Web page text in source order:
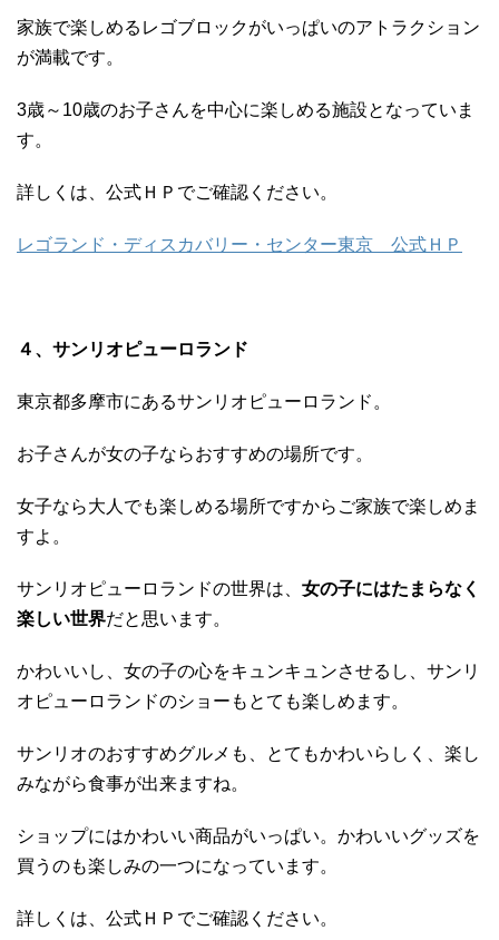
家族で楽しめるレゴブロックがいっぱいのアトラクション
が満載です。
3歳～10歳のお子さんを中心に楽しめる施設となっていま
す。
詳しくは、公式ＨＰでご確認ください。
レゴランド・ディスカバリー・センター東京 公式ＨＰ
４、サンリオピューロランド
東京都多摩市にあるサンリオピューロランド。
お子さんが女の子ならおすすめの場所です。
女子なら大人でも楽しめる場所ですからご家族で楽しめま
すよ。
サンリオピューロランドの世界は、 女の子にはたまらなく
楽しい世界だと思います。
かわいいし、女の子の心をキュンキュンさせるし、サンリ
オピューロランドのショーもとても楽しめます。
サンリオのおすすめグルメも、とてもかわいらしく、楽し
みながら食事が出来ますね。
ショップにはかわいい商品がいっぱい。かわいいグッズを
買うのも楽しみの一つになっています。
詳しくは、公式ＨＰでご確認ください。